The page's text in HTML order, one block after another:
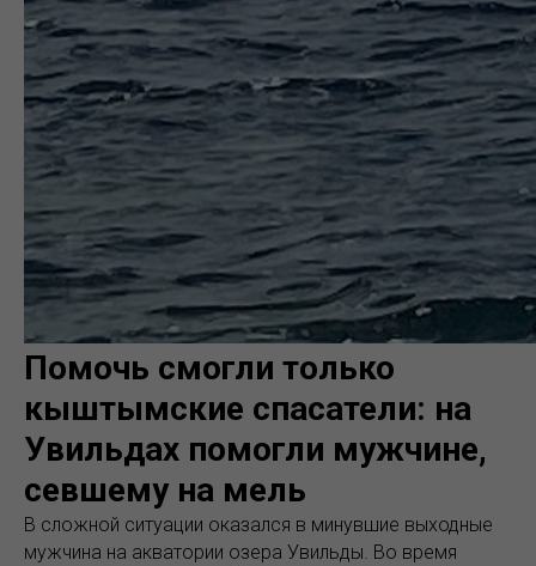
Помочь смогли только
кыштымские спасатели: на
Увильдах помогли мужчине,
севшему на мель
В сложной ситуации оказался в минувшие выходные
мужчина на акватории озера Увильды. Во время